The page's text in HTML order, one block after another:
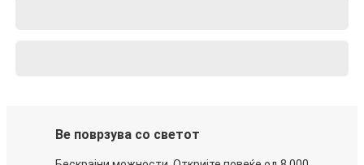
Ве поврзува со светот